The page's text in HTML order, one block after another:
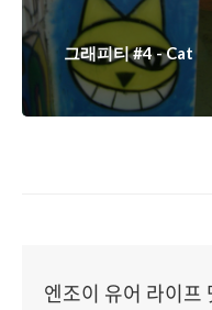
그래피티 #4 - Cat
엔조이 유어 라이프